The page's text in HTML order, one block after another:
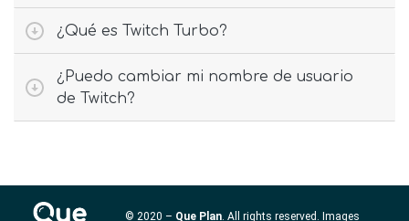
¿Qué es Twitch Turbo?
¿Puedo cambiar mi nombre de usuario
de Twitch?
© 2020 – Que Plan. All rights reserved. Images